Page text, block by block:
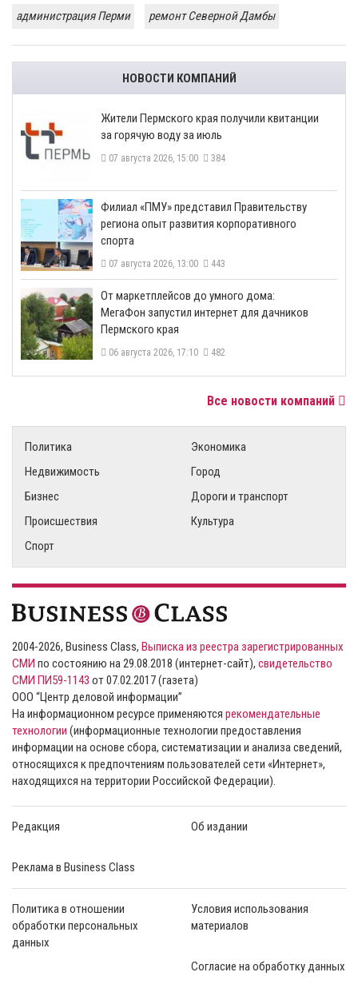
администрация Перми
ремонт Северной Дамбы
НОВОСТИ КОМПАНИЙ
​Жители Пермского края получили квитанции
за горячую воду за июль
07 августа 2026, 15:00 384
​Филиал «ПМУ» представил Правительству
региона опыт развития корпоративного
спорта
07 августа 2026, 13:00 443
От маркетплейсов до умного дома:
МегаФон запустил интернет для дачников
Пермского края
06 августа 2026, 17:10 482
Все новости компаний
Политика
Экономика
Недвижимость
Город
Бизнес
Дороги и транспорт
Происшествия
Культура
Спорт
2004-2026, Business Class, Выписка из реестра зарегистрированных
СМИ по состоянию на 29.08.2018 (интернет-сайт), свидетельство
СМИ ПИ59-1143 от 07.02.2017 (газета)
ООО “Центр деловой информации”
На информационном ресурсе применяются рекомендательные
технологии (информационные технологии предоставления
информации на основе сбора, систематизации и анализа сведений,
относящихся к предпочтениям пользователей сети «Интернет»,
находящихся на территории Российской Федерации).
Редакция Об издании
Реклама в Business Class
Политика в отношении
обработки персональных
данных
Условия использования
материалов
Согласие на обработку данных